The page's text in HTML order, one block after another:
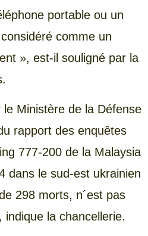
portable ou un
comme un
», est-il souligné par la
le Ministère de la Défense
rapport des enquêtes
777-200 de la Malaysia
dans le sud-est ukrainien
298 morts, n´est pas
la chancellerie.